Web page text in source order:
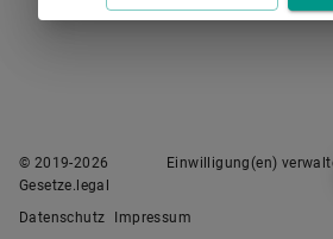
© 2019-2026
Gesetze.legal
Einwilligung(en)
Datenschutz Impressum